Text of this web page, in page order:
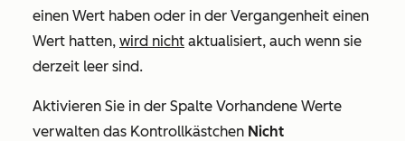
einen Wert haben oder in der Vergangenheit einen
Wert hatten, wird nicht aktualisiert, auch wenn sie
derzeit leer sind.
Aktivieren Sie in der Spalte Vorhandene Werte
verwalten das Kontrollkästchen Nicht